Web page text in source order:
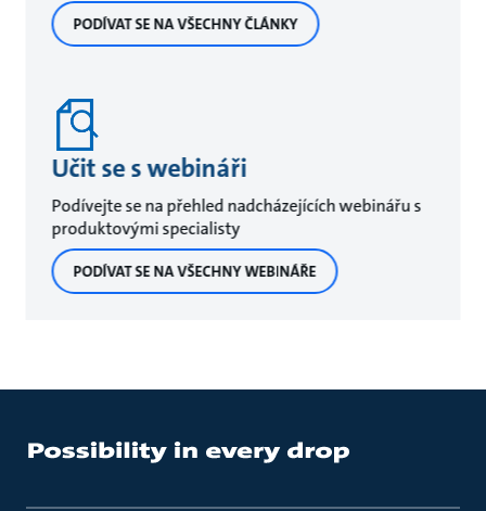
PODÍVAT SE NA VŠECHNY ČLÁNKY
Učit se s webináři
Podívejte se na přehled nadcházejících webinářu s
produktovými specialisty
PODÍVAT SE NA VŠECHNY WEBINÁŘE